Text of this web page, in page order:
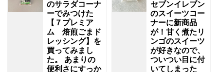
のサラダコーナ
ーでみつけた
【７プレミア
ム 焙煎ごまド
レッシング】を
買ってみまし
た。 あまりの
便利さにすっか
セブンイレブン
のスイーツコー
ナーに新商品
が！甘く煮たリ
ンゴのスイーツ
が好きなので、
ついつい目に付
いてしまった